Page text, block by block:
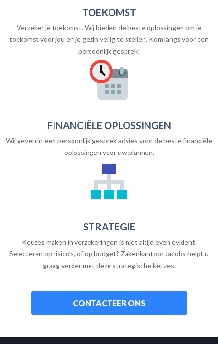
TOEKOMST
Verzeker je toekomst. Wij bieden de beste oplossingen om je
toekomst voor jou en je gezin veilig te stellen. Kom langs voor een
persoonlijk gesprek!
FINANCIËLE OPLOSSINGEN
Wij geven in een persoonlijk gesprek advies voor de beste financiële
oplossingen voor uw plannen.
STRATEGIE
Keuzes maken in verzekeringen is niet altijd even evident.
Selecteren op risico’s, of op budget? Zakenkantoor Jacobs helpt u
graag verder met deze strategische keuzes.
CONTACTEER ONS